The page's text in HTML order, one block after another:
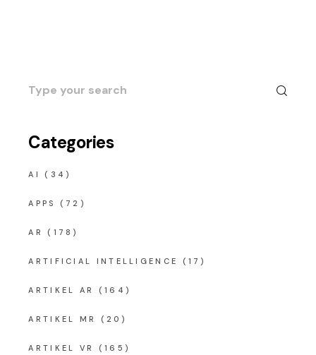
Search
for:
Categories
AI (34)
APPS (72)
AR (178)
ARTIFICIAL INTELLIGENCE (17)
ARTIKEL AR (164)
ARTIKEL MR (20)
ARTIKEL VR (165)